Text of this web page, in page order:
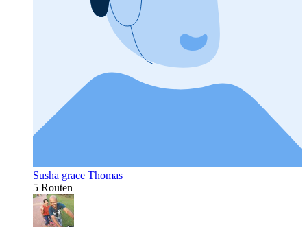
Susha grace Thomas
5 Routen